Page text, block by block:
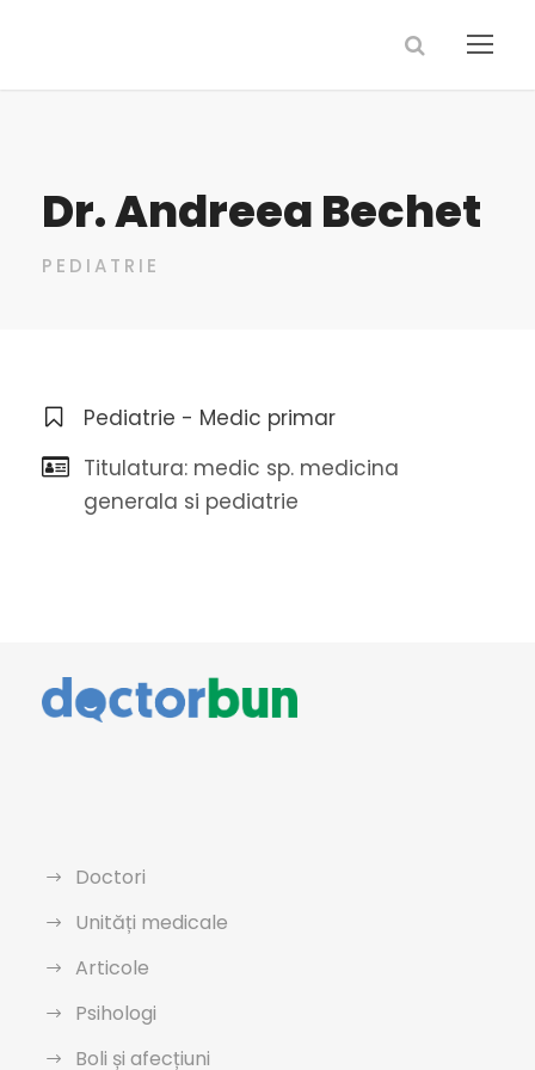
Dr. Andreea Bechet
PEDIATRIE
Pediatrie - Medic primar
Titulatura: medic sp. medicina
generala si pediatrie
Doctori
Unități medicale
Articole
Psihologi
Boli și afecțiuni